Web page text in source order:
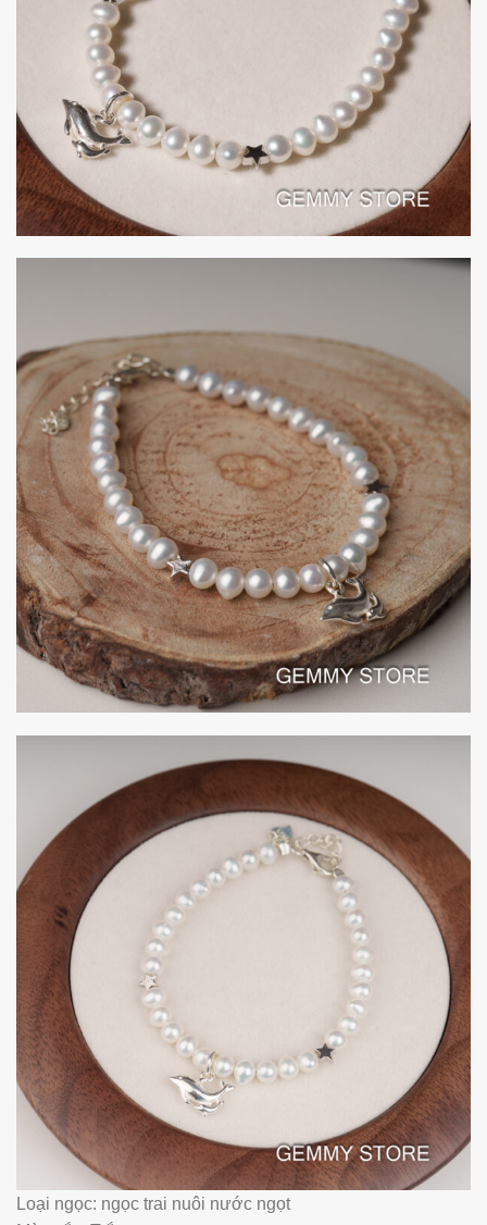
Loại ngọc: ngọc trai nuôi nước ngọt